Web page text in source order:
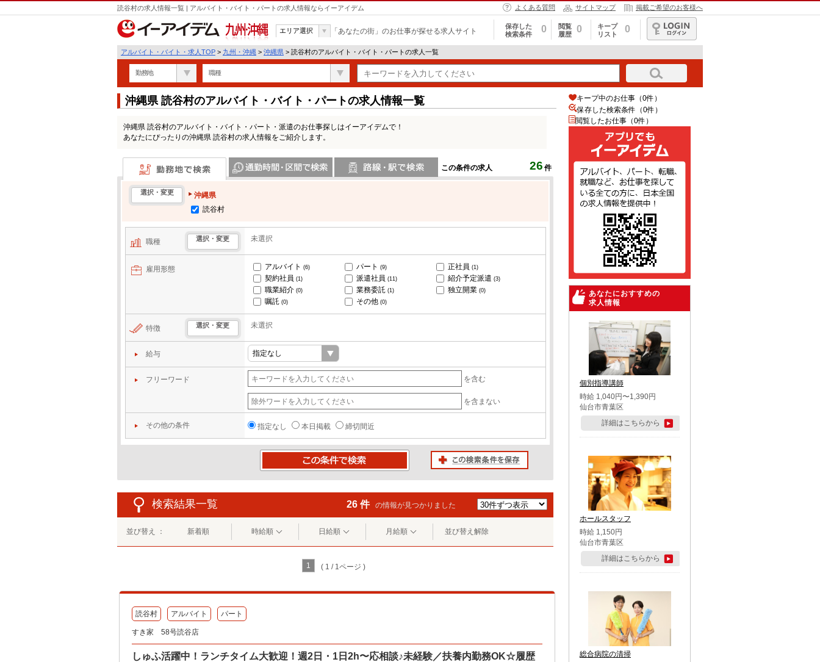
読谷村の求人情報一覧 | アルバイト・バイト・パートの求人情報ならイーアイデム よくある質問 サイトマップ 掲載ご希望のお客様へ
九州・沖縄
エリア選択 「あなたの街」のお仕事が探せる求人サイト
保存した
検索条件
0
閲覧
履歴
0
キープ
リスト
0
ログイン
アルバイト・バイト・求人TOP > 九州・沖縄 > 沖縄県 > 読谷村のアルバイト・バイト・パートの求人一覧
勤務地 職種
沖縄県 読谷村のアルバイト・バイト・パートの求人情報一覧
沖縄県 読谷村のアルバイト・バイト・パート・派遣のお仕事探しはイーアイデムで！
あなたにぴったりの沖縄県 読谷村の求人情報をご紹介します。
この条件の求人 26 件
勤務地で検索
選択・変更
沖縄県
読谷村
職種 選択・変更 未選択
雇用形態 アルバイト (6) パート (9) 正社員 (1)
契約社員 (1) 派遣社員 (11) 紹介予定派遣 (3)
職業紹介 (0) 業務委託 (1) 独立開業 (0)
嘱託 (0) その他 (0)
特徴 選択・変更 未選択
給与
フリーワード を含む
を含まない
その他の条件 指定なし 本日掲載 締切間近
検索結果一覧 26 件 の情報が見つかりました
並び替え ： 新着順 時給順 日給順 月給順 並び替え解除
1 ( 1 / 1ページ )
読谷村 アルバイト パート
すき家 58号読谷店
しゅふ活躍中！ランチタイム大歓迎！週2日・1日2h〜応相談♪未経験／扶養内勤務OK☆履歴
キープ中のお仕事（0件）
保存した検索条件（0件）
閲覧したお仕事（0件）
あなたにおすすめの
求人情報
個別指導講師
時給 1,040円〜1,390円
仙台市青葉区
詳細はこちらから
ホールスタッフ
時給 1,150円
仙台市青葉区
詳細はこちらから
総合病院の清掃